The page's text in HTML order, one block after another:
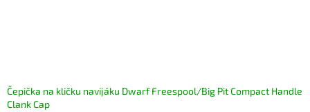
Čepička na kličku navijáku Dwarf Freespool/Big Pit Compact Handle
Clank Cap